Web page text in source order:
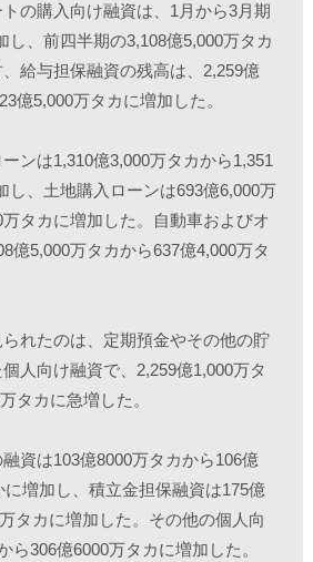
の購入向け融資は、1月から3月期
し、前四半期の3,108億5,000万タカ
給与担保融資の残高は、2,259億
億5,000万タカに増加した。
ンは1,310億3,000万タカから1,351
し、土地購入ローンは693億6,000万
タカに増加した。自動車およびオ
億5,000万タカから637億4,000万タ
れたのは、定期預金やその他の貯
人向け融資で、2,259億1,000万タ
タカに急増した。
資は103億8000万タカから106億
増加し、積立金担保融資は175億
タカに増加した。その他の個人向
ら306億6000万タカに増加した。